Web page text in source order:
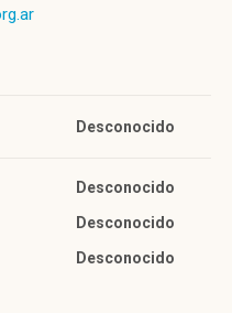
Desconocido
Desconocido
Desconocido
Desconocido